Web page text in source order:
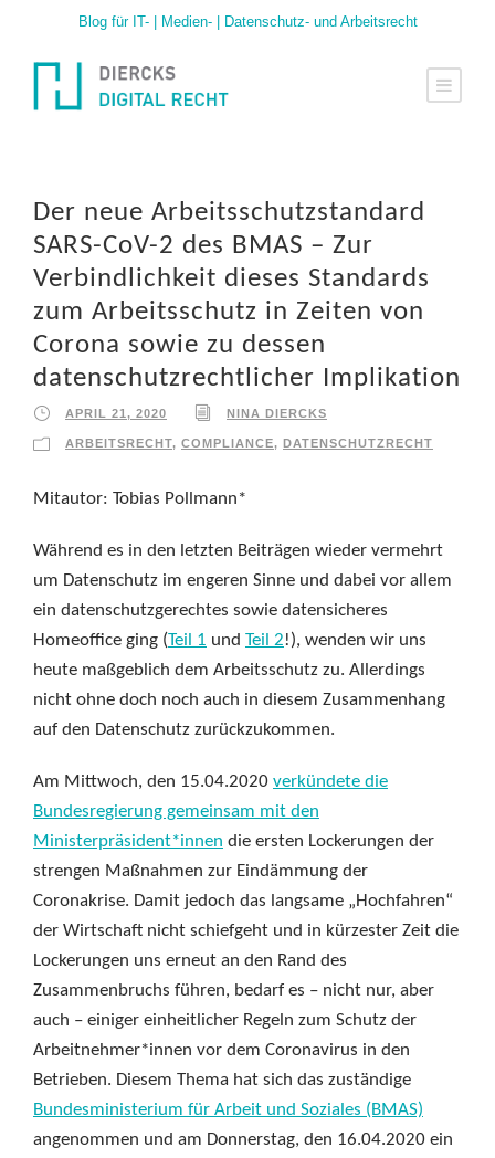
Blog für IT- | Medien- | Datenschutz- und Arbeitsrecht
Der neue Arbeitsschutzstandard
SARS-CoV-2 des BMAS – Zur
Verbindlichkeit dieses Standards
zum Arbeitsschutz in Zeiten von
Corona sowie zu dessen
datenschutzrechtlicher Implikation
APRIL 21, 2020 NINA DIERCKS
ARBEITSRECHT, COMPLIANCE, DATENSCHUTZRECHT
Mitautor: Tobias Pollmann*
Während es in den letzten Beiträgen wieder vermehrt
um Datenschutz im engeren Sinne und dabei vor allem
ein datenschutzgerechtes sowie datensicheres
Homeoffice ging (Teil 1 und Teil 2!), wenden wir uns
heute maßgeblich dem Arbeitsschutz zu. Allerdings
nicht ohne doch noch auch in diesem Zusammenhang
auf den Datenschutz zurückzukommen.
Am Mittwoch, den 15.04.2020 verkündete die
Bundesregierung gemeinsam mit den
Ministerpräsident*innen die ersten Lockerungen der
strengen Maßnahmen zur Eindämmung der
Coronakrise. Damit jedoch das langsame „Hochfahren“
der Wirtschaft nicht schiefgeht und in kürzester Zeit die
Lockerungen uns erneut an den Rand des
Zusammenbruchs führen, bedarf es – nicht nur, aber
auch – einiger einheitlicher Regeln zum Schutz der
Arbeitnehmer*innen vor dem Coronavirus in den
Betrieben. Diesem Thema hat sich das zuständige
Bundesministerium für Arbeit und Soziales (BMAS)
angenommen und am Donnerstag, den 16.04.2020 ein